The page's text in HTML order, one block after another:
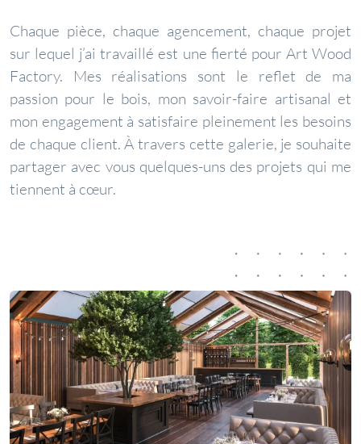
Chaque pièce, chaque agencement, chaque projet
sur lequel j’ai travaillé est une fierté pour Art Wood
Factory. Mes réalisations sont le reflet de ma
passion pour le bois, mon savoir-faire artisanal et
mon engagement à satisfaire pleinement les besoins
de chaque client. À travers cette galerie, je souhaite
partager avec vous quelques-uns des projets qui me
tiennent à cœur.